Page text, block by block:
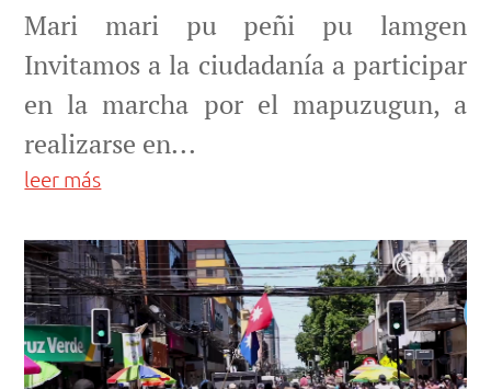
Mari mari pu peñi pu lamgen
Invitamos a la ciudadanía a participar
en la marcha por el mapuzugun, a
realizarse en...
leer más